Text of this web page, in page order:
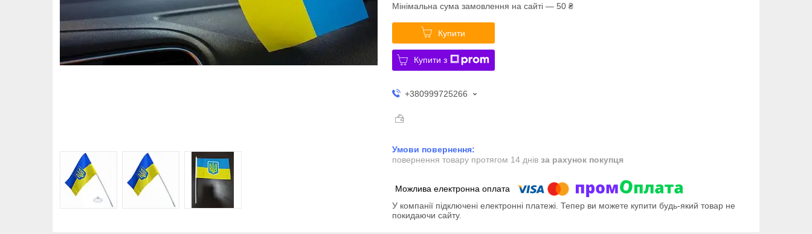
Мінімальна сума замовлення на сайті — 50 ₴
Купити
Купити з
+380999725266
повернення товару протягом 14 днів за рахунок покупця
У компанії підключені електронні платежі. Тепер ви можете купити будь-який товар не
покидаючи сайту.